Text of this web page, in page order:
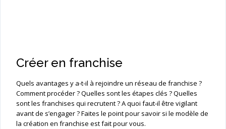
Créer en franchise
Quels avantages y a-t-il à rejoindre un réseau de franchise ?
Comment procéder ? Quelles sont les étapes clés ? Quelles
sont les franchises qui recrutent ? A quoi faut-il être vigilant
avant de s’engager ? Faites le point pour savoir si le modèle de
la création en franchise est fait pour vous.